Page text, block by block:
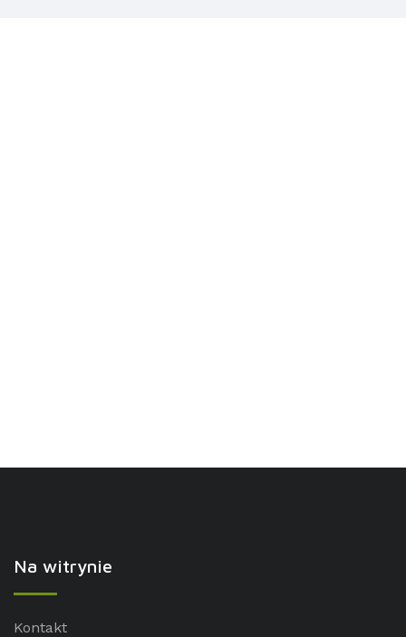
Na witrynie
Kontakt